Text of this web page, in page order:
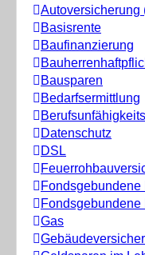
Autoversicherung
Basisrente
Baufinanzierung
Bausparen
Bedarfsermittlung
Datenschutz
DSL
Gas